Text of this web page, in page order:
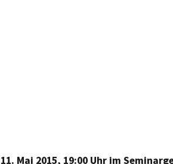
11. Mai 2015, 19:00 Uhr im